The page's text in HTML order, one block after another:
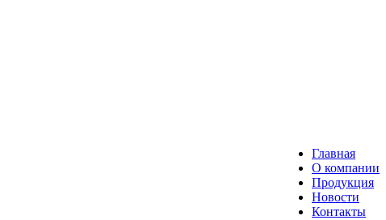
Главная
О компании
Продукция
Новости
Контакты